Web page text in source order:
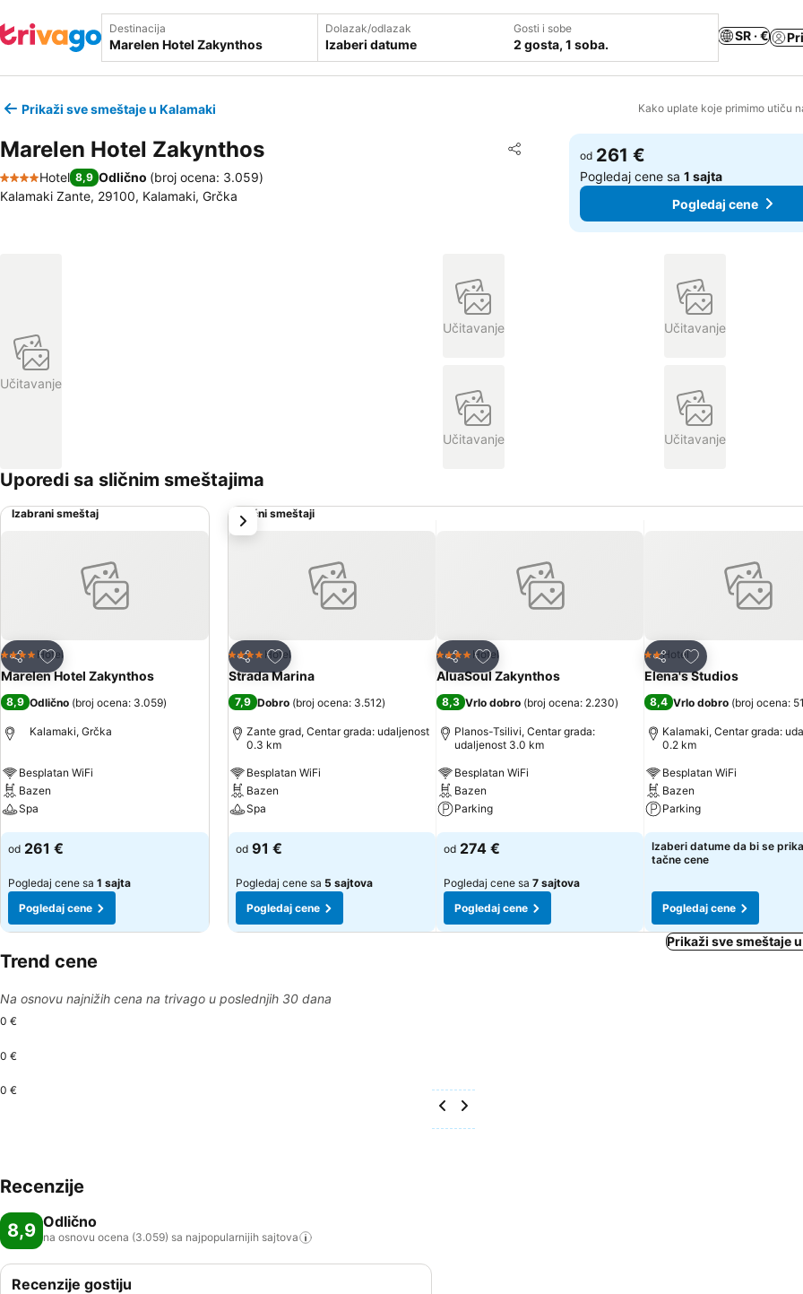
Destinacija Dolazak/odlazak
Izaberi datume
Gosti i sobe
2 gosta, 1 soba.
SR · €
Prikaži sve smeštaje u Kalamaki Kako uplate koje primimo utiču
Marelen Hotel Zakynthos Deli
Dodati u favorite
4 Zvezdice
Hotel 8,9 Odlično (broj ocena: 3.059)
Kalamaki Zante, 29100, Kalamaki, Grčka
od 261 €
Pogledaj cene sa1 sajta
Pogledaj cene
Učitavanje
Učitavanje Učitavanje
Učitavanje Učitavanje
Uporedi sa sličnim smeštajima
Izabrani smeštaj
Deli
Dodati u favorite
4 Zvezdice
Hotel
Marelen Hotel Zakynthos
8,9 Odlično (broj ocena: 3.059)
Kalamaki, Grčka
Besplatan WiFi
Bazen
Spa
Pogledaj cene
od 261 €
Pogledaj cene sa 1 sajta
Pogledaj cene
Slični smeštaji
Deli
Dodati u favorite
4 Zvezdice
Hotel
Strada Marina
7,9 Dobro (broj ocena: 3.512)
Zante grad, Centar grada: udaljenost
0.3 km
Besplatan WiFi
Bazen
Spa
Pogledaj cene
od 91 €
Pogledaj cene sa 5 sajtova
Pogledaj cene
Deli
Dodati u favorite
4 Zvezdice
Hotel
AluaSoul Zakynthos
8,3 Vrlo dobro (broj ocena: 2.230)
Planos-Tsilivi, Centar grada:
udaljenost 3.0 km
Besplatan WiFi
Bazen
Parking
Pogledaj cene
od 274 €
Pogledaj cene sa 7 sajtova
Pogledaj cene
Deli
Dodati u favorite
2 Zvezdice
Hotel
Elena's Studios
8,4 Vrlo dobro (broj ocena:
Kalamaki, Centar grada:
0.2 km
Besplatan WiFi
Bazen
Parking
Pogledaj cene
Izaberi datume da bi se
tačne cene
Pogledaj cene
sledeće
Prikaži sve smeštaje
Trend cene
Na osnovu najnižih cena na trivago u poslednjih 30 dana
0 €
0 €
0 €
Recenzije
8,9 Odlično
na osnovu ocena (3.059) sa najpopularnijih sajtova
Recenzije gostiju